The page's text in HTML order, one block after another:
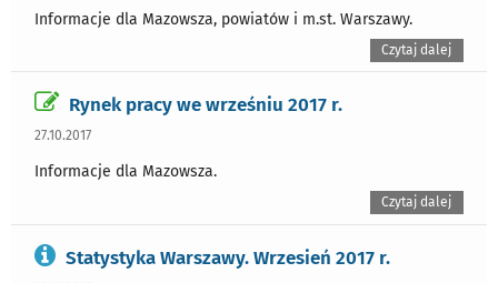
Informacje dla Mazowsza, powiatów i m.st. Warszawy.
Czytaj dalej
Rynek pracy we wrześniu 2017 r.
27.10.2017
Informacje dla Mazowsza.
Czytaj dalej
Statystyka Warszawy. Wrzesień 2017 r.